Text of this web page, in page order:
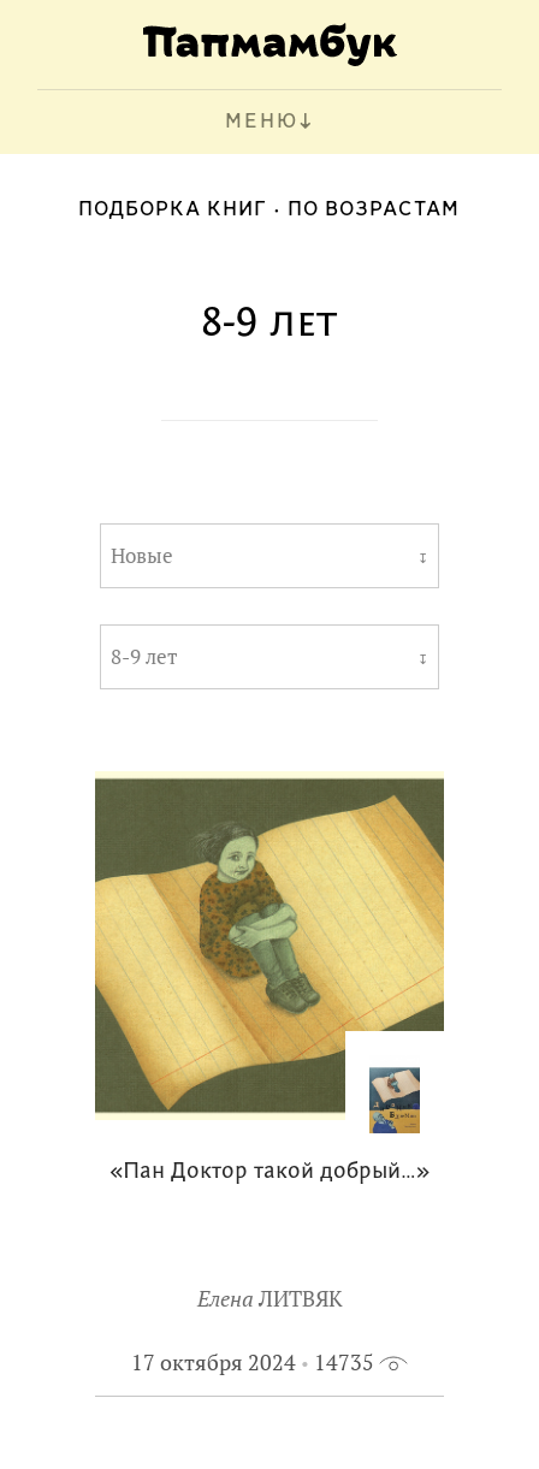
МЕНЮ
ПОДБОРКА КНИГ ПО ВОЗРАСТАМ
8-9 лет
Новые ↧
8-9 лет ↧
«Пан Доктор такой добрый…»
Елена ЛИТВЯК
17 октября 2024 14735